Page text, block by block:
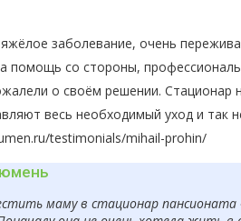
заболевание, очень
помощь со стороны,
о своём решении.
весь необходимый уход и так
testimonials/mihail-prohin/
маму в стационар пансионата